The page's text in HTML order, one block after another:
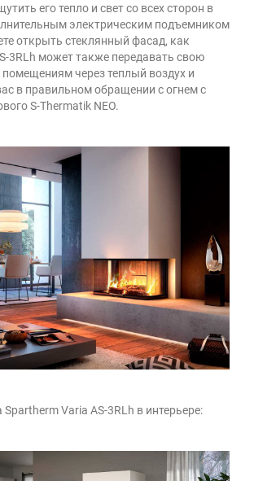
его тепло и свет со всех сторон в
электрическим подъемником
открыть стеклянный фасад, как
3RLh может также передавать свою
через теплый воздух и
в правильном обращении с огнем с
S-Thermatik NEO.
Varia AS-3RLh в интерьере: